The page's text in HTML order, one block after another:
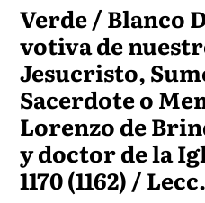
Verde / Blanco
votiva de
Jesucristo,
Sacerdote o
Lorenzo de
y doctor de la
1170 (1162) /